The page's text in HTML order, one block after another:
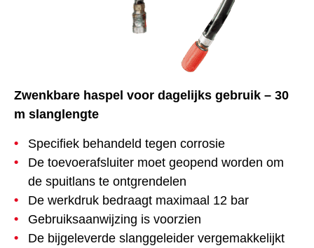
Zwenkbare haspel voor dagelijks gebruik – 30
m slanglengte
Specifiek behandeld tegen corrosie
De toevoerafsluiter moet geopend worden om
de spuitlans te ontgrendelen
De werkdruk bedraagt maximaal 12 bar
Gebruiksaanwijzing is voorzien
De bijgeleverde slanggeleider vergemakkelijkt